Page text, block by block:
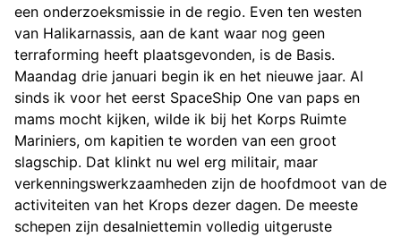
een onderzoeksmissie in de regio. Even ten westen
van Halikarnassis, aan de kant waar nog geen
terraforming heeft plaatsgevonden, is de Basis.
Maandag drie januari begin ik en het nieuwe jaar. Al
sinds ik voor het eerst SpaceShip One van paps en
mams mocht kijken, wilde ik bij het Korps Ruimte
Mariniers, om kapitien te worden van een groot
slagschip. Dat klinkt nu wel erg militair, maar
verkenningswerkzaamheden zijn de hoofdmoot van de
activiteiten van het Krops dezer dagen. De meeste
schepen zijn desalniettemin volledig uitgeruste